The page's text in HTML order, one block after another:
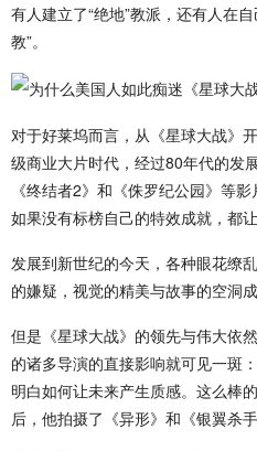
有人建立了“绝地”教派，还有人在
教”。
对于好莱坞而言，从《星球大战》
级商业大片时代，经过80年代的发
《终结者2》和《侏罗纪公园》等
如果没有标榜自己的特效成就，都
发展到新世纪的今天，各种眼花缭
的嫌疑，视觉的精美与故事的空洞
但是《星球大战》的领先与伟大依
的诸多导演的直接影响就可见一斑
明白如何让未来产生质感。这么棒
后，他拍摄了《异形》和《银翼杀手